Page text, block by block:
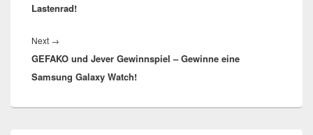
Lastenrad!
Next →
post:
GEFAKO und Jever Gewinnspiel – Gewinne eine
Samsung Galaxy Watch!